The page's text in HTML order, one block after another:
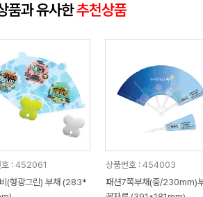
품과 유사한추천상품
호 : 452061
(형광그린) 부채 (283*
상품번호 : 454003
패션7쪽부채(중/230mm)